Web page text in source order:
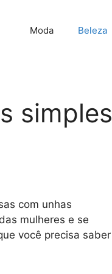
Moda Beleza
simples
com unhas
mulheres e se
você precisa saber